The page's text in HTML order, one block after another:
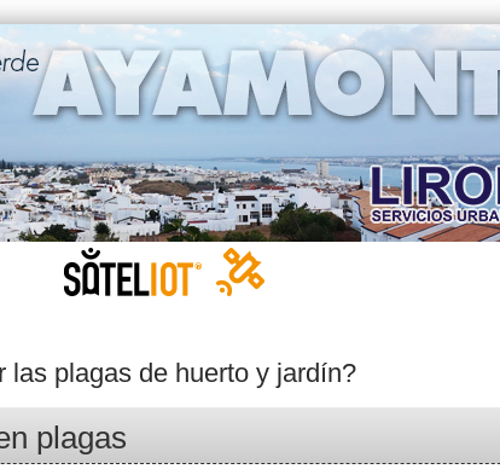
las plagas de huerto y jardín?
plagas